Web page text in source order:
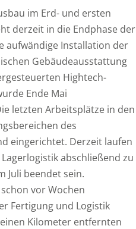
im Erd- und ersten
derzeit in die Endphase der
aufwändige Installation der
Gebäudeausstattung
Hightech-
Ende Mai
letzten Arbeitsplätze in den
des
eingerichtet. Derzeit laufen
abschließend zu
Juli beendet sein.
vor Wochen
Fertigung und Logistik
Kilometer entfernten